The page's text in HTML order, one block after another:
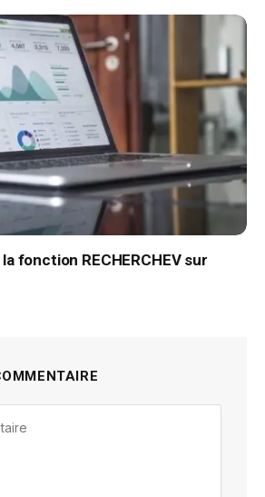
fonction RECHERCHEV sur